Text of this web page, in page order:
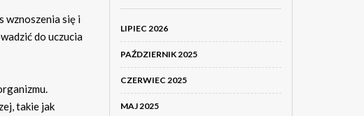
wznoszenia się i
do uczucia
takie jak
LIPIEC 2026
PAŹDZIERNIK 2025
CZERWIEC 2025
MAJ 2025